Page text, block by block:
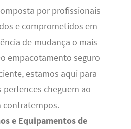
por profissionais
e comprometidos em
de mudança o mais
empacotamento seguro
estamos aqui para
pertences cheguem ao
contratempos.
e Equipamentos de